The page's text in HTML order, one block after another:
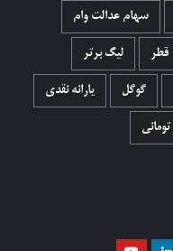
سهام عدالت وام
قطر لیگ برتر
گوگل یارانه نقدی